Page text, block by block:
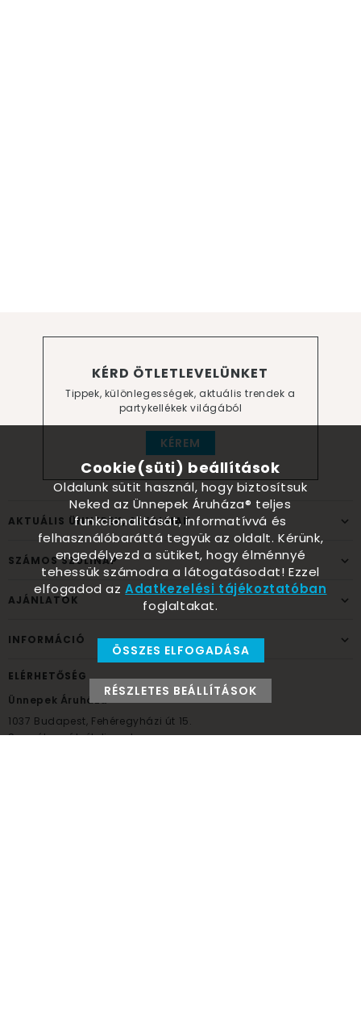
KÉRD ÖTLETLEVELÜNKET
Tippek, különlegességek, aktuális trendek a
partykellékek világából
KÉREM
AKTUÁLIS ÜNNEPEK, ALKALMAK
SZÁMOS SZÜLINAP
AJÁNLATOK
INFORMÁCIÓ
ELÉRHETŐSÉG
Ünnepek Áruháza
1037 Budapest, Fehéregyházi út 15.
Személyes átvételi pont
Cookie(süti) beállítások
Oldalunk sütit használ, hogy biztosítsuk
Neked az Ünnepek Áruháza® teljes
funkcionalitását, informatívvá és
felhasználóbaráttá tegyük az oldalt. Kérünk,
engedélyezd a sütiket, hogy élménnyé
tehessük számodra a látogatásodat! Ezzel
elfogadod azAdatkezelési tájékoztatóban
foglaltakat.
ÖSSZES ELFOGADÁSA
RÉSZLETES BEÁLLÍTÁSOK